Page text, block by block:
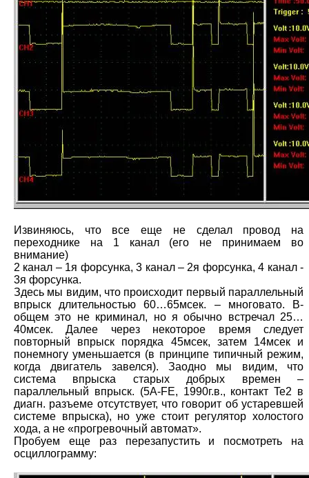
Извиняюсь, что все еще не сделал провод на
переходнике на 1 канал (его не принимаем во
внимание)
2 канал – 1я форсунка, 3 канал – 2я форсунка, 4 канал -
3я форсунка.
Здесь мы видим, что происходит первый параллельный
впрыск длительностью 60…65мсек. – многовато. В-
общем это не криминал, но я обычно встречал 25…
40мсек. Далее через некоторое время следует
повторный впрыск порядка 45мсек, затем 14мсек и
понемногу уменьшается (в принципе типичный режим,
когда двигатель завелся). Заодно мы видим, что
система впрыска старых добрых времен –
параллельный впрыск. (5A-FE, 1990г.в., контакт Te2 в
диагн. разъеме отсутствует, что говорит об устаревшей
системе впрыска), но уже стоит регулятор холостого
хода, а не «прогревочный автомат».
Пробуем еще раз перезапустить и посмотреть на
осциллограмму: